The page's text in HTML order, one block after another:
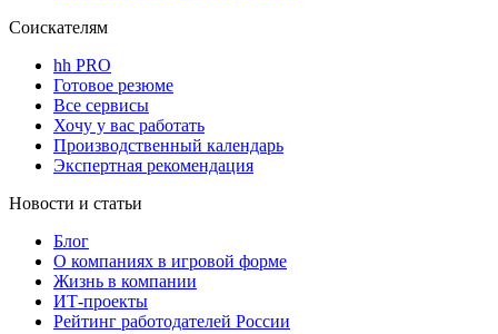
Соискателям
hh PRO
Готовое резюме
Все сервисы
Хочу у вас работать
Производственный календарь
Экспертная рекомендация
Новости и статьи
Блог
О компаниях в игровой форме
Жизнь в компании
ИТ-проекты
Рейтинг работодателей России